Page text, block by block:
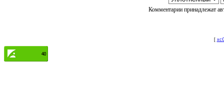
Комментарии принадлежат
[